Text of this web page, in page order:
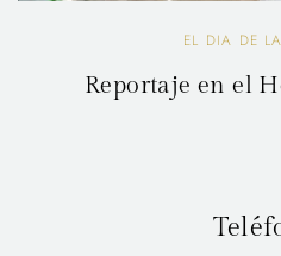
EL DIA DE
Reportaje en el